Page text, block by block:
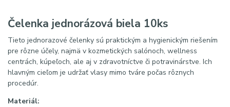
Čelenka jednorázová biela 10ks
Tieto jednorazové čelenky sú praktickým a hygienickým riešením
pre rôzne účely, najmä v kozmetických salónoch, wellness
centrách, kúpeľoch, ale aj v zdravotníctve či potravinárstve. Ich
hlavným cieľom je udržať vlasy mimo tváre počas rôznych
procedúr.
Materiál: